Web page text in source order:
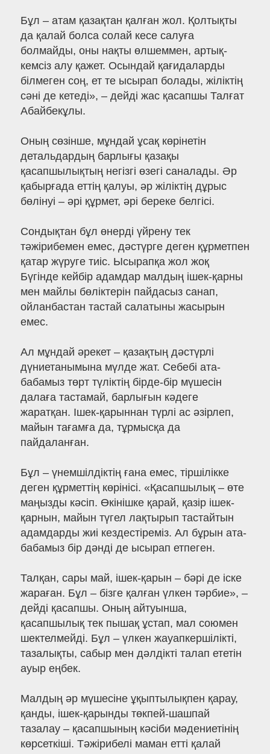
Бұл – атам қазақтан қалған жол. Қолтықты
да қалай болса солай кесе салуға
болмайды, оны нақты өлшеммен, артық-
кемсіз алу қажет. Осындай қағидаларды
білмеген соң, ет те ысырап болады, жіліктің
сәні де кетеді», – дейді жас қасапшы Талғат
Абайбекұлы.
Оның сөзінше, мұндай ұсақ көрінетін
детальдардың барлығы қазақы
қасапшылықтың негізгі өзегі саналады. Әр
қабырғада еттің қалуы, әр жіліктің дұрыс
бөлінуі – әрі құрмет, әрі береке белгісі.
Сондықтан бұл өнерді үйрену тек
тәжірибемен емес, дәстүрге деген құрметпен
қатар жүруге тиіс. Ысырапқа жол жоқ
Бүгінде кейбір адамдар малдың ішек-қарны
мен майлы бөліктерін пайдасыз санап,
ойланбастан тастай салатыны жасырын
емес.
Ал мұндай әрекет – қазақтың дәстүрлі
дүниетанымына мүлде жат. Себебі ата-
бабамыз төрт түліктің бірде-бір мүшесін
далаға тастамай, барлығын кәдеге
жаратқан. Ішек-қарыннан түрлі ас әзірлеп,
майын тағамға да, тұрмысқа да
пайдаланған.
Бұл – үнемшілдіктің ғана емес, тіршілікке
деген құрметтің көрінісі. «Қасапшылық – өте
маңызды кәсіп. Өкінішке қарай, қазір ішек-
қарнын, майын түгел лақтырып тастайтын
адамдарды жиі кездестіреміз. Ал бұрын ата-
бабамыз бір дәнді де ысырап етпеген.
Талқан, сары май, ішек-қарын – бәрі де іске
жараған. Бұл – бізге қалған үлкен тәрбие», –
дейді қасапшы. Оның айтуынша,
қасапшылық тек пышақ ұстап, мал союмен
шектелмейді. Бұл – үлкен жауапкершілікті,
тазалықты, сабыр мен дәлдікті талап ететін
ауыр еңбек.
Малдың әр мүшесіне ұқыптылықпен қарау,
қанды, ішек-қарынды төкпей-шашпай
тазалау – қасапшының кәсіби мәдениетінің
көрсеткіші. Тәжірибелі маман етті қалай